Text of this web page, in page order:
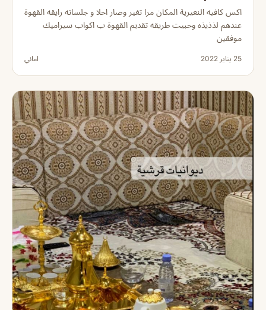
اكس كافيه النعيرية المكان مرا تغير وصار احلا و جلساته رايقه القهوة
عندهم لذذيذه وحبيت طريقه تقديم القهوة ب اكواب سيراميك
موفقين
25 يناير 2022 اماني